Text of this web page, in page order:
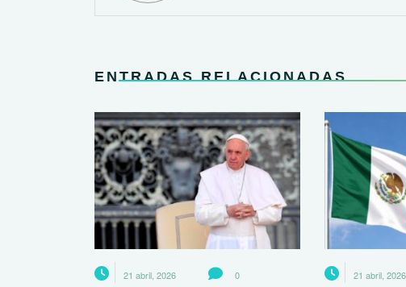
ENTRADAS RELACIONADAS
21 abril, 2026 0 21 abril, 2026